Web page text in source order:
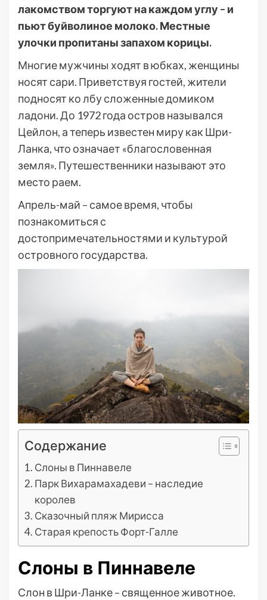
лакомством торгуют на каждом углу – и
пьют буйволиное молоко. Местные
улочки пропитаны запахом корицы.
Многие мужчины ходят в юбках, женщины
носят сари. Приветствуя гостей, жители
подносят ко лбу сложенные домиком
ладони. До 1972 года остров назывался
Цейлон, а теперь известен миру как Шри-
Ланка, что означает «благословенная
земля». Путешественники называют это
место раем.
Апрель-май – самое время, чтобы
познакомиться с
достопримечательностями и культурой
островного государства.
Содержание
Слоны в Пиннавеле
Парк Вихарамахадеви – наследие
королев
Сказочный пляж Мирисса
Старая крепость Форт-Галле
Слоны в Пиннавеле
Слон в Шри-Ланке – священное животное.